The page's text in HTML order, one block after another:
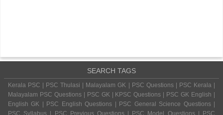
SEARCH TAGS
Kerala PSC | PSC Thulasi | Malayalam GK | PSC Questions | PSC Kerala |
Malayalam PSC Questions | PSC GK | KPSC Questions | PSC GK English |
English GK | PSC English Questions | PSC General Science Questions |
PSC Syllabus | PSC Previous Questions | PSC Model Questions | PSC